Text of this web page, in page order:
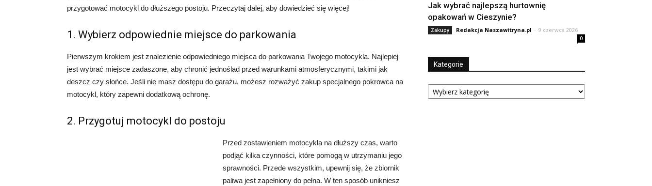
przygotować motocykl do dłuższego postoju. Przeczytaj dalej, aby dowiedzieć się więcej!
1. Wybierz odpowiednie miejsce do parkowania
Pierwszym krokiem jest znalezienie odpowiedniego miejsca do parkowania Twojego motocykla. Najlepiej
jest wybrać miejsce zadaszone, aby chronić jednoślad przed warunkami atmosferycznymi, takimi jak
deszcz czy słońce. Jeśli nie masz dostępu do garażu, możesz rozważyć zakup specjalnego pokrowca na
motocykl, który zapewni dodatkową ochronę.
2. Przygotuj motocykl do postoju
Przed zostawieniem motocykla na dłuższy czas, warto
podjąć kilka czynności, które pomogą w utrzymaniu jego
sprawności. Przede wszystkim, upewnij się, że zbiornik
paliwa jest zapełniony do pełna. W ten sposób unikniesz
Jak wybrać najlepszą hurtownię
opakowań w Cieszynie?
Zakupy Redakcja Naszawitryna.pl - 9 czerwca 2026
0
Kategorie
Kategorie